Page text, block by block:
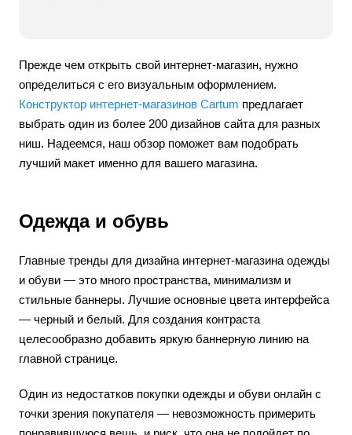
Прежде чем открыть свой интернет-магазин, нужно
определиться с его визуальным оформлением.
Конструктор интернет-магазинов Cartum предлагает
выбрать один из более 200 дизайнов сайта для разных
ниш. Надеемся, наш обзор поможет вам подобрать
лучший макет именно для вашего магазина.
Одежда и обувь
Главные тренды для дизайна интернет-магазина одежды
и обуви — это много пространства, минимализм и
стильные баннеры. Лучшие основные цвета интерфейса
— черный и белый. Для создания контраста
целесообразно добавить яркую баннерную линию на
главной странице.
Один из недостатков покупки одежды и обуви онлайн с
точки зрения покупателя — невозможность примерить